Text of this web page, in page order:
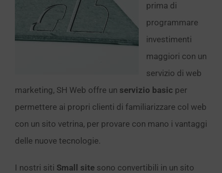
prima di
programmare
investimenti
maggiori con un
servizio di web
marketing, SH Web offre un servizio basic per
permettere ai propri clienti di familiarizzare col web
con un sito vetrina, per provare con mano i vantaggi
delle nuove tecnologie.
I nostri siti Small site sono convertibili in un sito